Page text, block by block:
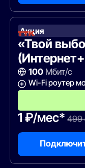
Акция
«Твой
100Мбит/с
Wi-Fi роутер
1 ₽/мес* 499